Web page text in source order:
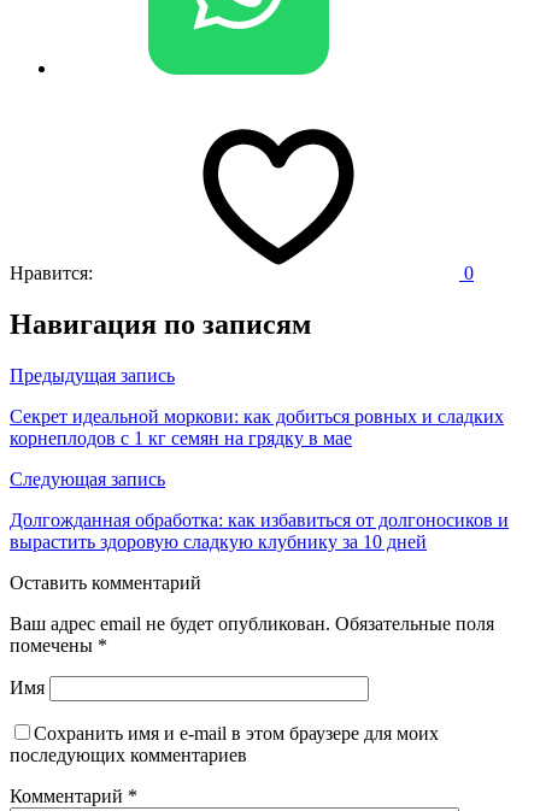
Нравится: 0
Навигация по записям
Предыдущая запись
Секрет идеальной моркови: как добиться ровных и сладких
корнеплодов с 1 кг семян на грядку в мае
Следующая запись
Долгожданная обработка: как избавиться от долгоносиков и
вырастить здоровую сладкую клубнику за 10 дней
Оставить комментарий
Ваш адрес email не будет опубликован. Обязательные поля
помечены *
Имя
Сохранить имя и e-mail в этом браузере для моих
последующих комментариев
Комментарий *